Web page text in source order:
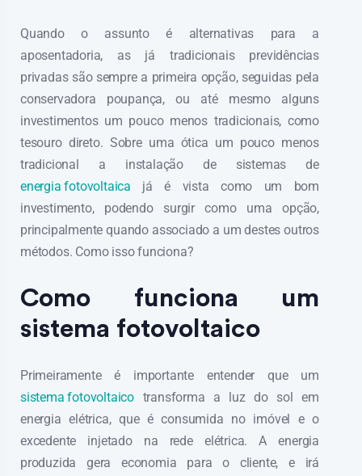
Quando o assunto é alternativas para a
aposentadoria, as já tradicionais previdências
privadas são sempre a primeira opção, seguidas pela
conservadora poupança, ou até mesmo alguns
investimentos um pouco menos tradicionais, como
tesouro direto. Sobre uma ótica um pouco menos
tradicional a instalação de sistemas de
energia fotovoltaica já é vista como um bom
investimento, podendo surgir como uma opção,
principalmente quando associado a um destes outros
métodos. Como isso funciona?
Como funciona um
sistema fotovoltaico
Primeiramente é importante entender que um
sistema fotovoltaico transforma a luz do sol em
energia elétrica, que é consumida no imóvel e o
excedente injetado na rede elétrica. A energia
produzida gera economia para o cliente, e irá